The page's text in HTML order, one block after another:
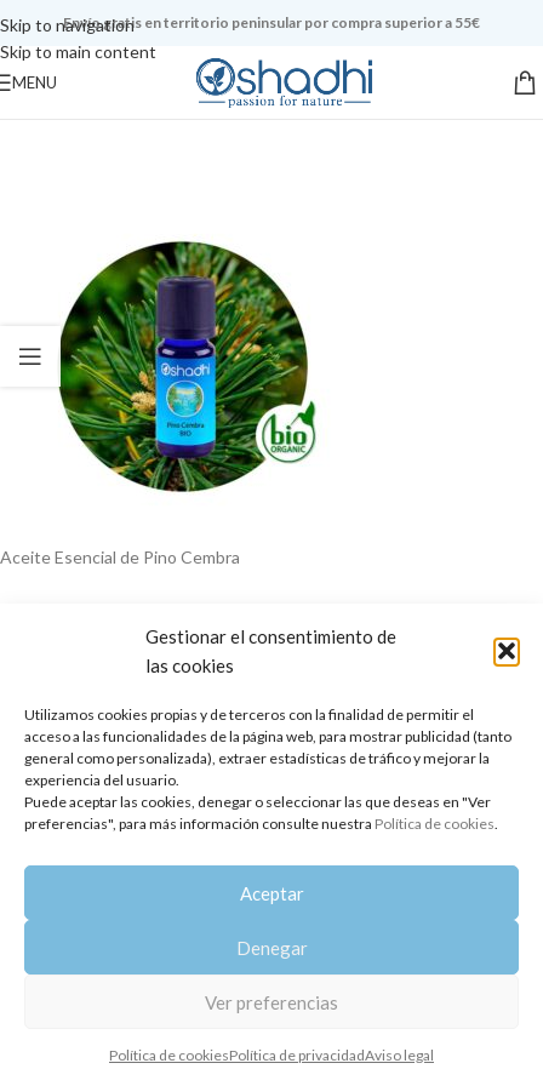
Gestionar el consentimiento de
las cookies
Utilizamos cookies propias y de terceros con la finalidad de permitir el
acceso a las funcionalidades de la página web, para mostrar publicidad (tanto
general como personalizada), extraer estadísticas de tráfico y mejorar la
experiencia del usuario.
Puede aceptar las cookies, denegar o seleccionar las que deseas en "Ver
preferencias", para más información consulte nuestra Política de cookies.
Aceptar
Denegar
Ver preferencias
Política de cookiesPolítica de privacidadAviso legal
Skip to navigation
Skip to main content
Envío gratis en territorio peninsular por compra superior a 55€
MENU
Aceite Esencial de Pino Cembra
Copyright 2014-2025
Todos los derechos reservados.